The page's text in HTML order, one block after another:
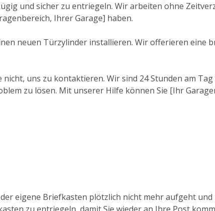
und sicher zu entriegeln. Wir arbeiten ohne
Ihrer Garage] haben.
neuen Türzylinder installieren. Wir offerieren eine
uns zu kontaktieren. Wir sind 24 Stunden am
zu lösen. Mit unserer Hilfe können Sie [Ihr
eigene Briefkasten plötzlich nicht mehr aufgeht und